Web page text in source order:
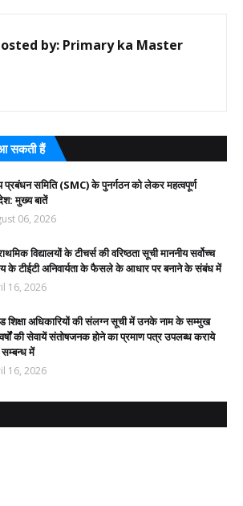
by: Primary ka Master
सकती हैं
प्रबंधन समिति (SMC) के पुनर्गठन को लेकर महत्वपूर्ण
मुख्य बातें
06, 2026
विद्यालयों के टीचर्स की वरिष्ठता सूची माननीय सर्वोच्च
के टीईटी अनिवार्यता के फैसले के आधार पर बनाने के संबंध में
16, 2026
शिक्षा अधिकारियों की संलग्न सूची में उनके नाम के सम्मुख
की सेवायें संतोषजनक होने का प्रमाण पत्र उपलब्ध कराये
में
16, 2026